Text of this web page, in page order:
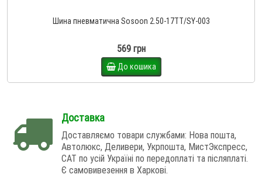
Шина пневматична Sosoon 2.50-17TT/SY-003
569 грн
До кошика
Доставка
Доставляємо товари службами: Нова пошта,
Автолюкс, Деливери, Укрпошта, МистЭкспресс,
САТ по усій Україні по передоплаті та післяплаті.
Є самовивезення в Харкові.